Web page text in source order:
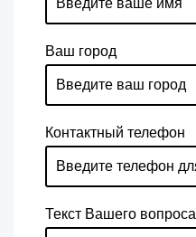
Ваш город
Контактный телефон
Текст Вашего вопроса